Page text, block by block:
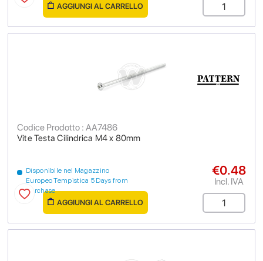
AGGIUNGI AL CARRELLO
Vite Testa Cilindrica M4 x 80mm
Codice Prodotto : AA7486
Disponibile nel Magazzino
Europeo Tempistica 5 Days from
purchase
€0.48
Incl. IVA
AGGIUNGI AL CARRELLO